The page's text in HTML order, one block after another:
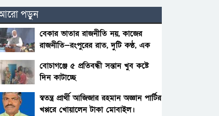
পড়ুন
বেকার ভাতার রাজনীতি নয়, কাজের
রাজনীতি—রংপুরের রাত, দুটি কণ্ঠ, এক
বোচাগঞ্জে ৫ প্রতিবন্ধী সন্তান খুব কষ্টে
দিন কাটাচ্ছে
স্বতন্ত্র প্রার্থী আজিজার রহমান অজ্ঞান পার্টির
খপ্পরে খোয়ালেন টাকা মোবাইল।